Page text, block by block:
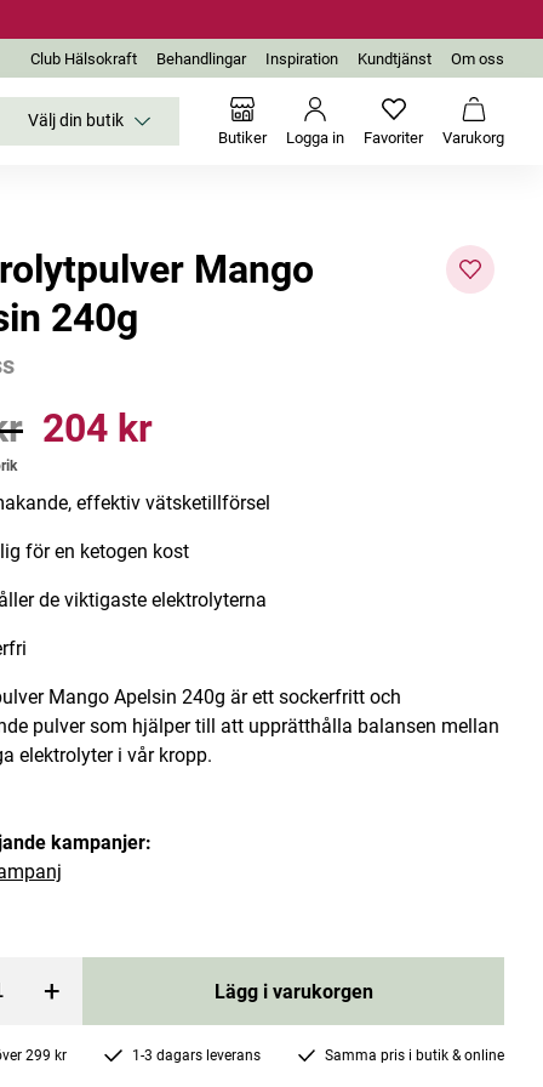
Club Hälsokraft Behandlingar Inspiration Kundtjänst Om oss
Välj din butik
Butiker Logga in FavoriterInga favoriter
Varukorg
Ingefära Lime Kombucha 400ml
Mango
240g
Pris: 204 kr
204 kr
effektiv vätsketillförsel
för en ketogen kost
de viktigaste elektrolyterna
Mango Apelsin 240g är ett sockerfritt och
pulver som hjälper till att upprätthålla balansen mellan
elektrolyter i vår kropp.
kampanjer:
+ Lägg i varukorgen
299 kr 1-3 dagars leverans Samma pris i butik & online